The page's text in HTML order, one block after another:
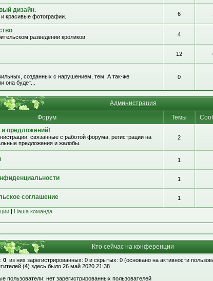
дизайн.
красивые фотографии. 6
разведении кроликов 4
12
созданных с нарушением, тем. А так-же
она будет...
0
Администрация
Форум
Темы
и предложений!
связанные с работой форума, регистрации на
предложения и жалобы.
2
1
1
соглашение 1
| Наша команда
Кто сейчас на конференции
0 , из них зарегистрированных: 0 и скрытых: 0 (основано на активности
(4) здесь было 26 май 2020 21:38
пользователи: нет зарегистрированных пользователей